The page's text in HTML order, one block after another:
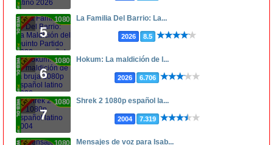
5
1080p La Familia Del Barrio: La...
2026 8.5
6
1080p Hokum: La maldición de l...
2026 6.706
7
1080p Shrek 2 1080p español la...
2004 7.319
Mensajes de voz para Isab...